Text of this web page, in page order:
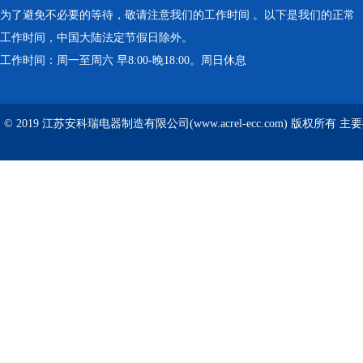
为了避免不必要的等待，敬请注意我们的工作时间 。以下是我们的正常
工作时间，中国大陆法定节假日除外。
工作时间：周一至周六 早8:00-晚18:00。周日休息
© 2019 江苏安科瑞电器制造有限公司(www.acrel-ecc.com) 版权所有 主